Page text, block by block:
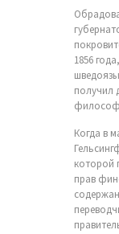
1856
получил
Когда в
которой
прав